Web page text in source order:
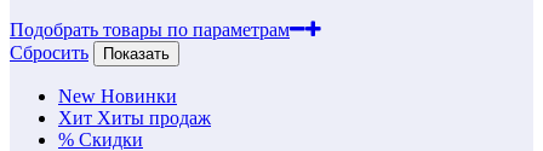
Подобрать товары по параметрам
Сбросить
Показать
New Новинки
Хит Хиты продаж
% Скидки